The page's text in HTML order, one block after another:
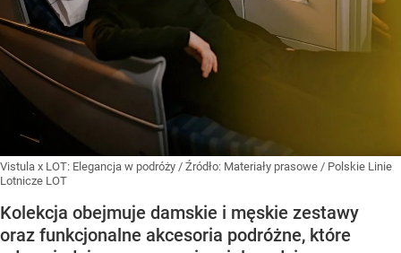
Vistula x LOT: Elegancja w podróży / Źródło: Materiały prasowe / Polskie Linie
Lotnicze LOT
Kolekcja obejmuje damskie i męskie zestawy
oraz funkcjonalne akcesoria podróżne, które